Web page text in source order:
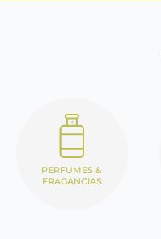
PERFUMES &
FRAGANCIAS